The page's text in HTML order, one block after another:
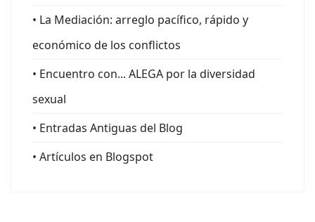
• La Mediación: arreglo pacífico, rápido y
económico de los conflictos
• Encuentro con... ALEGA por la diversidad
sexual
• Entradas Antiguas del Blog
• Artículos en Blogspot